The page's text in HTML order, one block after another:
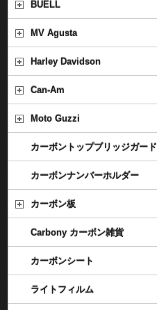
BUELL
MV Agusta
Harley Davidson
Can-Am
Moto Guzzi
カーボントップブリッジガード
カーボンナンバーホルダー
カーボン板
Carbony カーボン雑貨
カーボンシート
ライトフィルム